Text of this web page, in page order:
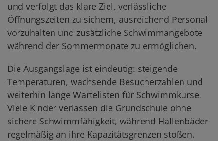
und verfolgt das klare Ziel, verlässliche
Öffnungszeiten zu sichern, ausreichend Personal
vorzuhalten und zusätzliche Schwimmangebote
während der Sommermonate zu ermöglichen.
Die Ausgangslage ist eindeutig: steigende
Temperaturen, wachsende Besucherzahlen und
weiterhin lange Wartelisten für Schwimmkurse.
Viele Kinder verlassen die Grundschule ohne
sichere Schwimmfähigkeit, während Hallenbäder
regelmäßig an ihre Kapazitätsgrenzen stoßen.